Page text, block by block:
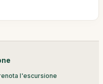
l'escursione